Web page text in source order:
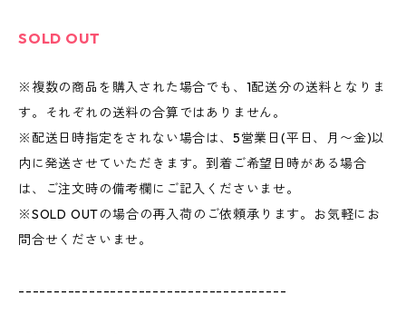
SOLD OUT
※複数の商品を購入された場合でも、1配送分の送料となりま
す。それぞれの送料の合算ではありません。
※配送日時指定をされない場合は、5営業日(平日、月〜金)以
内に発送させていただきます。到着ご希望日時がある場合
は、ご注文時の備考欄にご記入くださいませ。
※SOLD OUTの場合の再入荷のご依頼承ります。お気軽にお
問合せくださいませ。
--------------------------------------